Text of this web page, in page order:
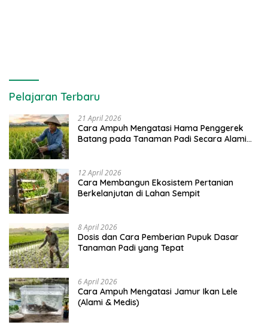
Pelajaran Terbaru
21 April 2026
Cara Ampuh Mengatasi Hama Penggerek
Batang pada Tanaman Padi Secara Alami
12 April 2026
Cara Membangun Ekosistem Pertanian
Berkelanjutan di Lahan Sempit
8 April 2026
Dosis dan Cara Pemberian Pupuk Dasar
Tanaman Padi yang Tepat
6 April 2026
Cara Ampuh Mengatasi Jamur Ikan Lele
(Alami & Medis)